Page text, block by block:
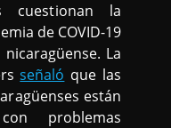
cuestionan la
de COVID-19
La
señaló que las
están
problemas